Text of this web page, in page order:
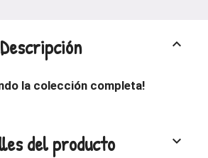
Descripción keyboard_arrow_up
la colección completa!
del producto keyboard_arrow_down